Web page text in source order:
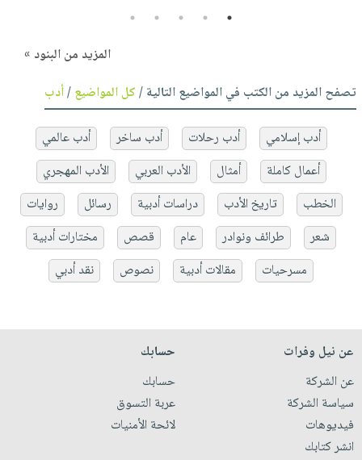
1
2
3
4
5
المزيد من البنود »
تصفح المزيد من الكتب في المواضيع التالية /كل المواضيع/أدب
أدب إسلامي أدب رحلات أدب ساخر
أدب عالمي
أعمال كاملة
أمثال الأدب العربي
الأدب المهجري
الخطب
تاريخ الأدب دراسات أدبية رسائل
روايات
شعر
طرائف ونوادر عام قصص
مختارات أدبية
مسرحيات
مقالات أدبية نصوص نقد أدبي
عن نيل وفرات
عن الشركة
سياسة الشركة
فيديوهات
انشر كتابك
حسابك
حسابك
عربة التسوق
لائحة الأمنيات